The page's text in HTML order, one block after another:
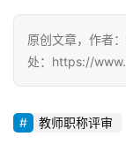
原创文章，作者
处：https://
教师职称评审